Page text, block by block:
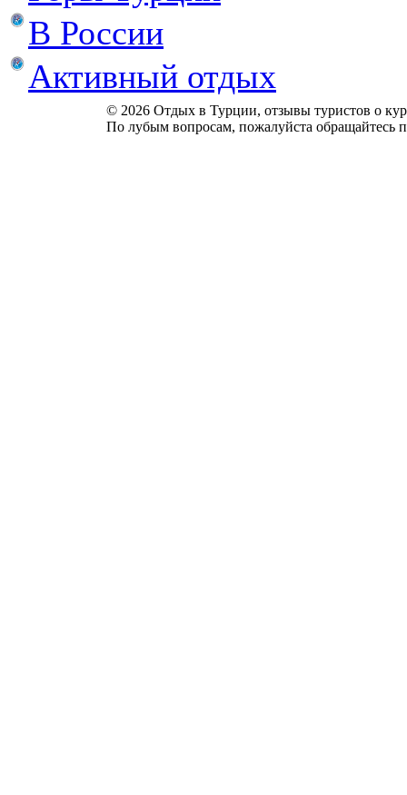
В России
Активный отдых
© 2026 Отдых в Турции, отзывы туристов о
По лубым вопросам, пожалуйста обращайтесь